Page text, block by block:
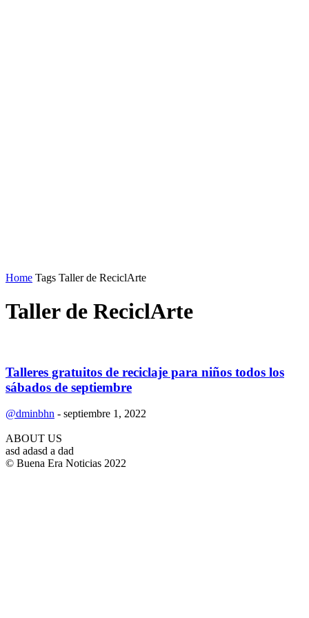
Home Tags Taller de ReciclArte
Taller de ReciclArte
Talleres gratuitos de reciclaje para niños todos los
sábados de septiembre
@dminbhn - septiembre 1, 2022
ABOUT US
asd adasd a dad
© Buena Era Noticias 2022